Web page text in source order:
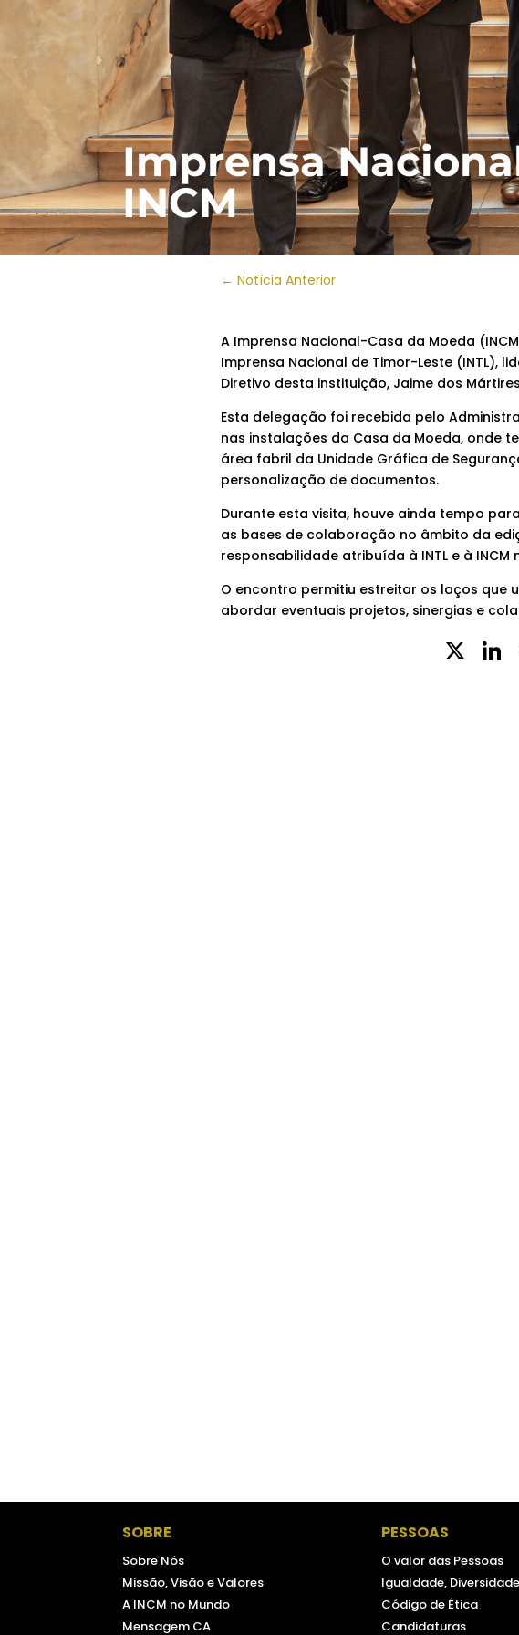
Imprensa
INCM
← Notícia Anterior
A Imprensa Nacional-Casa da Moeda
Imprensa Nacional de Timor-Leste (INTL),
Diretivo desta instituição, Jaime dos
Esta delegação foi recebida pelo
nas instalações da Casa da Moeda, onde
área fabril da Unidade Gráfica de
personalização de documentos.
Durante esta visita, houve ainda tempo
as bases de colaboração no âmbito da
responsabilidade atribuída à INTL e à INCM
O encontro permitiu estreitar os laços que
abordar eventuais projetos, sinergias e
X
SOBRE
Sobre Nós
Missão, Visão e Valores
A INCM no Mundo
Mensagem CA
PESSOAS
O valor das Pessoas
Igualdade,
Código de Ética
Candidaturas